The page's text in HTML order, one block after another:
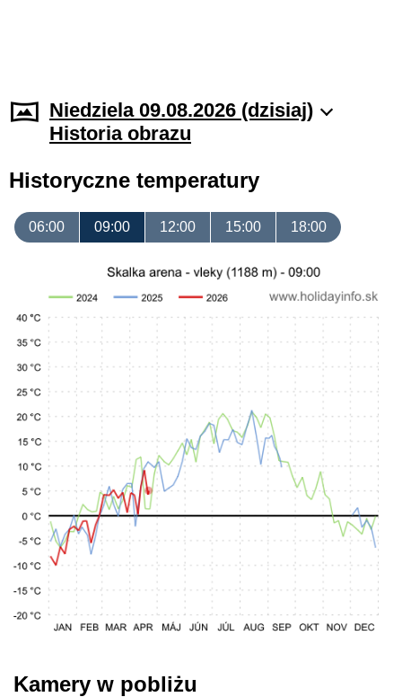
Niedziela 09.08.2026 (dzisiaj)
Historia obrazu
Historyczne temperatury
06:00 09:00 12:00 15:00 18:00
Kamery w pobliżu